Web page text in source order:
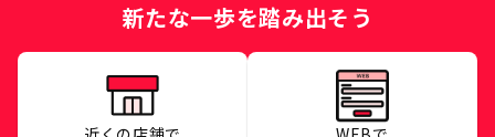
新たな一歩を踏み出そう